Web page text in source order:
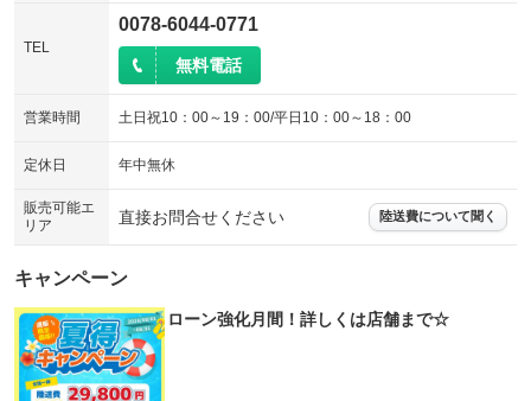
シートエアコン
：装備なし
TEL
0078-6044-0771
無料電話
営業時間 土日祝10：00～19：00/平日10：00～18：00
定休日 年中無休
販売可能エ
リア
直接お問合せください 陸送費について聞く
キャンペーン
ローン強化月間！詳しくは店舗まで☆